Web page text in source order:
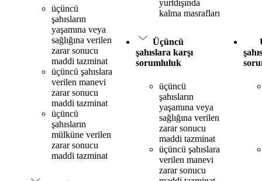
üçüncü
şahısların
yaşamına veya
sağlığına verilen
zarar sonucu
maddi tazminat
üçüncü şahıslara
verilen manevi
zarar sonucu
maddi tazminat
üçüncü
şahısların
mülküne verilen
zarar sonucu
maddi tazminat
yurtdışında
kalma masrafları
Üçüncü
şahıslara karşı
sorumluluk
üçüncü
şahısların
yaşamına veya
sağlığına verilen
zarar sonucu
maddi tazminat
üçüncü şahıslara
verilen manevi
zarar sonucu